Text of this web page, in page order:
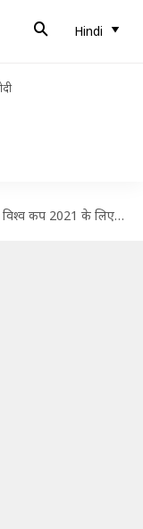
Hindi
के लिए पाकिस्तान की टीम भारत पहुंची